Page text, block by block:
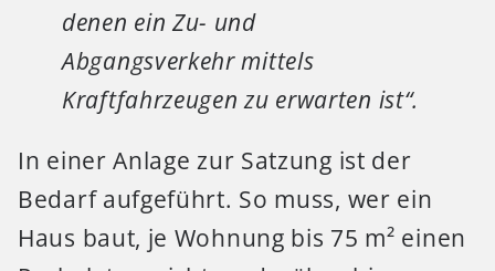
denen ein Zu- und
Abgangsverkehr mittels
Kraftfahrzeugen zu erwarten ist“.
In einer Anlage zur Satzung ist der
Bedarf aufgeführt. So muss, wer ein
Haus baut, je Wohnung bis 75 m² einen